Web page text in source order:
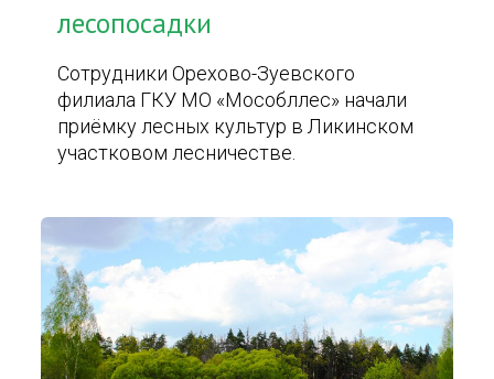
лесопосадки
Сотрудники Орехово-Зуевского
филиала ГКУ МО «Мособллес» начали
приёмку лесных культур в Ликинском
участковом лесничестве.